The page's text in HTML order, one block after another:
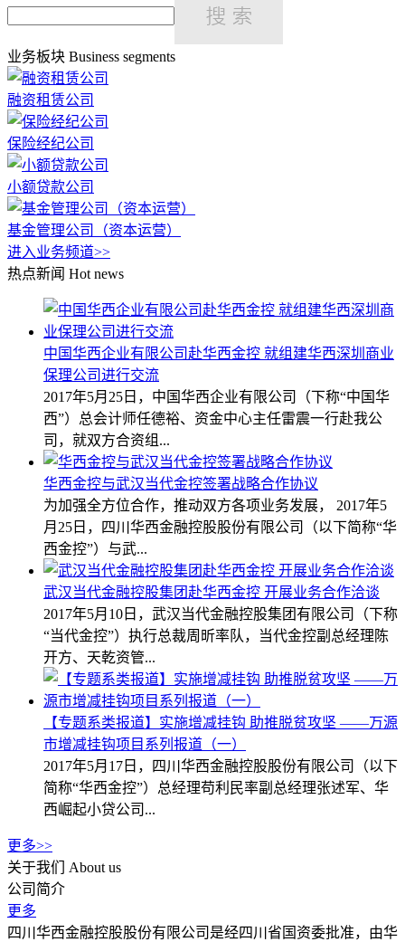
业务板块 Business segments
融资租赁公司
保险经纪公司
小额贷款公司
基金管理公司（资本运营）
进入业务频道>>
热点新闻 Hot news
中国华西企业有限公司赴华西金控 就组建华西深圳商业
保理公司进行交流
2017年5月25日，中国华西企业有限公司（下称“中国华
西”）总会计师任德裕、资金中心主任雷震一行赴我公
司，就双方合资组...
华西金控与武汉当代金控签署战略合作协议
为加强全方位合作，推动双方各项业务发展， 2017年5
月25日，四川华西金融控股股份有限公司（以下简称“华
西金控”）与武...
武汉当代金融控股集团赴华西金控 开展业务合作洽谈
2017年5月10日，武汉当代金融控股集团有限公司（下称
“当代金控”）执行总裁周昕率队，当代金控副总经理陈
开方、天乾资管...
【专题系类报道】实施增减挂钩 助推脱贫攻坚 ——万源
市增减挂钩项目系列报道（一）
2017年5月17日，四川华西金融控股股份有限公司（以下
简称“华西金控”）总经理苟利民率副总经理张述军、华
西崛起小贷公司...
更多>>
关于我们
About us
公司简介
更多
四川华西金融控股股份有限公司是经四川省国资委批准，由华